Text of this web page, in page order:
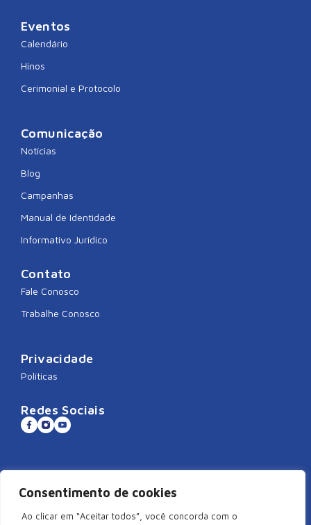
Consentimento de cookies
Ao clicar em “Aceitar todos”, você concorda com o
Eventos
Calendário
Hinos
Cerimonial e Protocolo
Comunicação
Notícias
Blog
Campanhas
Manual de Identidade
Informativo Jurídico
Contato
Fale Conosco
Trabalhe Conosco
Privacidade
Políticas
Redes Sociais
Sistema CNDL